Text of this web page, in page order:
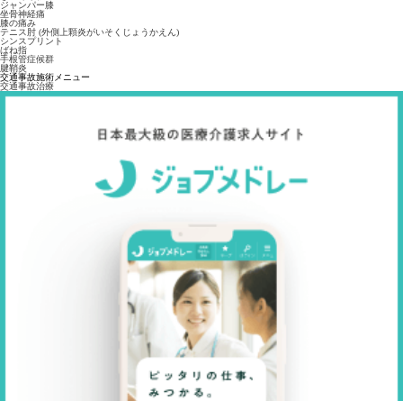
ジャンパー膝
坐骨神経痛
膝の痛み
テニス肘 (外側上顆炎がいそくじょうかえん)
シンスプリント
ばね指
手根管症候群
腱鞘炎
交通事故施術メニュー
交通事故治療